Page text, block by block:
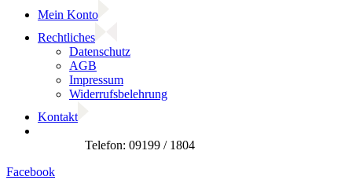
Mein Konto
Rechtliches
Datenschutz
AGB
Impressum
Widerrufsbelehrung
Kontakt
Facebook